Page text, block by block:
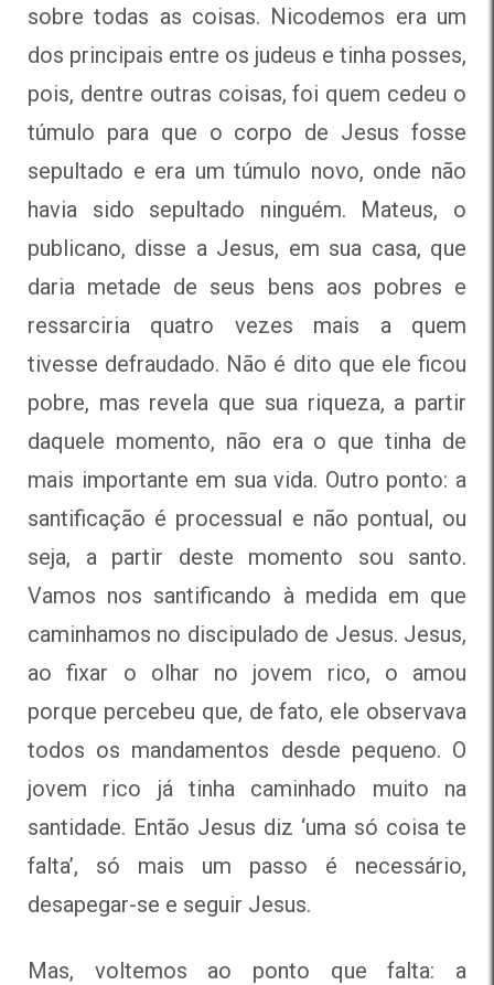
sobre todas as coisas. Nicodemos era um
dos principais entre os judeus e tinha posses,
pois, dentre outras coisas, foi quem cedeu o
túmulo para que o corpo de Jesus fosse
sepultado e era um túmulo novo, onde não
havia sido sepultado ninguém. Mateus, o
publicano, disse a Jesus, em sua casa, que
daria metade de seus bens aos pobres e
ressarciria quatro vezes mais a quem
tivesse defraudado. Não é dito que ele ficou
pobre, mas revela que sua riqueza, a partir
daquele momento, não era o que tinha de
mais importante em sua vida. Outro ponto: a
santificação é processual e não pontual, ou
seja, a partir deste momento sou santo.
Vamos nos santificando à medida em que
caminhamos no discipulado de Jesus. Jesus,
ao fixar o olhar no jovem rico, o amou
porque percebeu que, de fato, ele observava
todos os mandamentos desde pequeno. O
jovem rico já tinha caminhado muito na
santidade. Então Jesus diz ‘uma só coisa te
falta’, só mais um passo é necessário,
desapegar-se e seguir Jesus.
Mas, voltemos ao ponto que falta: a